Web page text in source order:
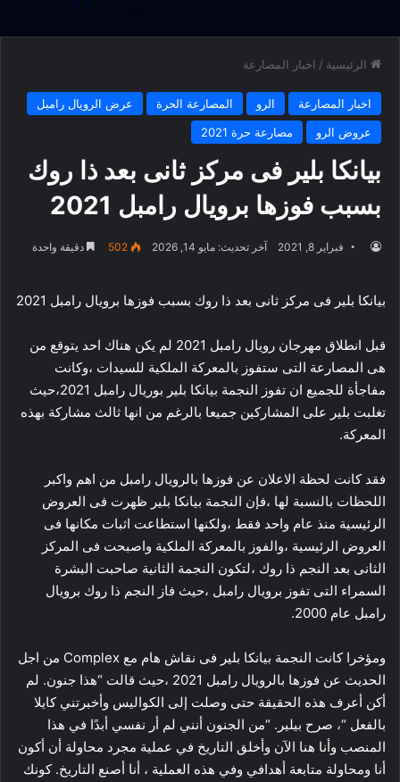
الرئيسية / اخبار المصارعة
اخبار المصارعة الرو المصارعة الحرة
عرض الرويال رامبل
عروض الرو
مصارعة حرة 2021
بيانكا بلير فى مركز ثانى بعد ذا روك
بسبب فوزها برويال رامبل 2021
فبراير 8, 2021 آخر تحديث: مايو 14, 2026 502 دقيقة واحدة
بيانكا بلير فى مركز ثانى بعد ذا روك بسبب فوزها برويال رامبل 2021
قبل انطلاق مهرجان رويال رامبل 2021 لم يكن هناك احد يتوقع من
هى المصارعة التى ستفوز بالمعركة الملكية للسيدات ،وكانت
مفاجأة للجميع ان تفوز النجمة بيانكا بلير بوريال رامبل 2021،حيث
تغلبت بلير على المشاركين جميعا بالرغم من انها ثالث مشاركة بهذه
المعركة.
فقد كانت لحظة الاعلان عن فوزها بالرويال رامبل من اهم واكبر
اللحظات بالنسبة لها ،فإن النجمة بيانكا بلير ظهرت فى العروض
الرئيسية منذ عام واحد فقط ،ولكنها استطاعت اثبات مكانها فى
العروض الرئيسية ،والفوز بالمعركة الملكية واصبحت فى المركز
الثانى بعد النجم ذا روك ،لتكون النجمة الثانية صاحبت البشرة
السمراء التى تفوز برويال رامبل ،حيث فاز النجم ذا روك برويال
رامبل عام 2000.
ومؤخرا كانت النجمة بيانكا بلير فى نقاش هام مع Complex من اجل
الحديث عن فوزها بالرويال رامبل 2021 ،حيث قالت “هذا جنون. لم
أكن أعرف هذه الحقيقة حتى وصلت إلى الكواليس وأخبرتني كايلا
بالفعل “، صرح بيلير. “من الجنون أنني لم أر نفسي أبدًا في هذا
المنصب وأنا هنا الآن وأخلق التاريخ في عملية مجرد محاولة أن أكون
أنا ومحاولة متابعة أهدافي وفي هذه العملية ، أنا أصنع التاريخ. كونك